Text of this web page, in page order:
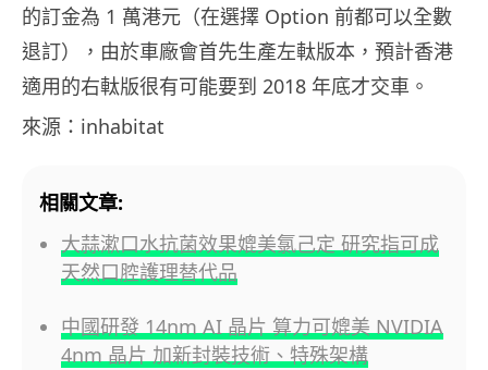
的訂金為 1 萬港元（在選擇 Option 前都可以全數
退訂），由於車廠會首先生產左軚版本，預計香港
適用的右軚版很有可能要到 2018 年底才交車。
來源：inhabitat
相關文章:
大蒜漱口水抗菌效果媲美氯己定 研究指可成
天然口腔護理替代品
中國研發 14nm AI 晶片 算力可媲美 NVIDIA
4nm 晶片 加新封裝技術、特殊架構